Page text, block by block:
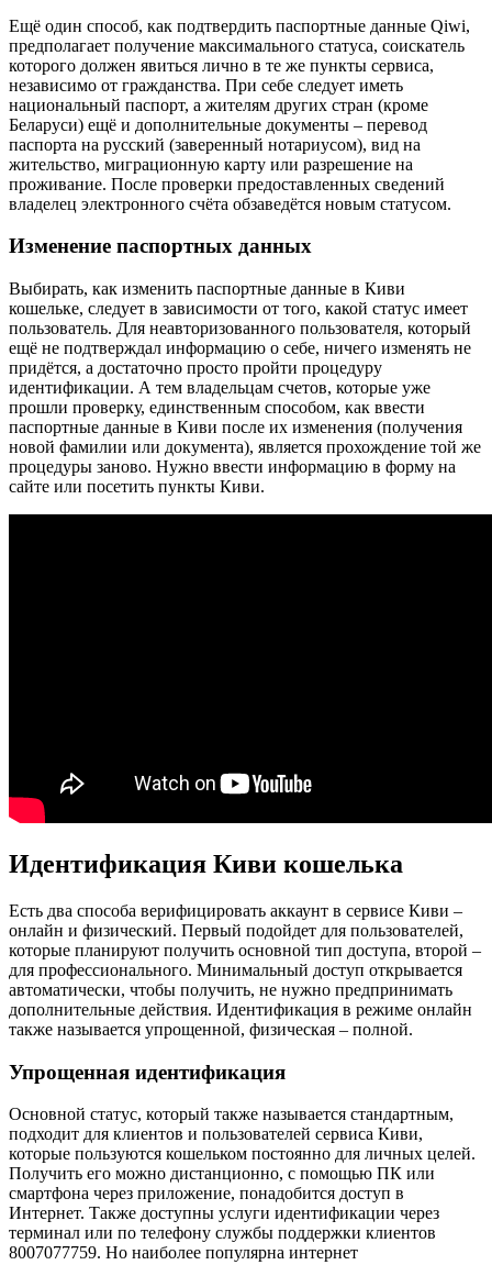
Ещё один способ, как подтвердить паспортные данные Qiwi,
предполагает получение максимального статуса, соискатель
которого должен явиться лично в те же пункты сервиса,
независимо от гражданства. При себе следует иметь
национальный паспорт, а жителям других стран (кроме
Беларуси) ещё и дополнительные документы – перевод
паспорта на русский (заверенный нотариусом), вид на
жительство, миграционную карту или разрешение на
проживание. После проверки предоставленных сведений
владелец электронного счёта обзаведётся новым статусом.
Изменение паспортных данных
Выбирать, как изменить паспортные данные в Киви
кошельке, следует в зависимости от того, какой статус имеет
пользователь. Для неавторизованного пользователя, который
ещё не подтверждал информацию о себе, ничего изменять не
придётся, а достаточно просто пройти процедуру
идентификации. А тем владельцам счетов, которые уже
прошли проверку, единственным способом, как ввести
паспортные данные в Киви после их изменения (получения
новой фамилии или документа), является прохождение той же
процедуры заново. Нужно ввести информацию в форму на
сайте или посетить пункты Киви.
Идентификация Киви кошелька
Есть два способа верифицировать аккаунт в сервисе Киви –
онлайн и физический. Первый подойдет для пользователей,
которые планируют получить основной тип доступа, второй –
для профессионального. Минимальный доступ открывается
автоматически, чтобы получить, не нужно предпринимать
дополнительные действия. Идентификация в режиме онлайн
также называется упрощенной, физическая – полной.
Упрощенная идентификация
Основной статус, который также называется стандартным,
подходит для клиентов и пользователей сервиса Киви,
которые пользуются кошельком постоянно для личных целей.
Получить его можно дистанционно, с помощью ПК или
смартфона через приложение, понадобится доступ в
Интернет. Также доступны услуги идентификации через
терминал или по телефону службы поддержки клиентов
8007077759. Но наиболее популярна интернет